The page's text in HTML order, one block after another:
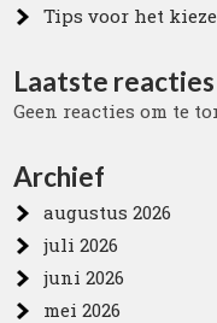
Tips voor het
Laatste reacties
Geen reacties om te
Archief
augustus 2026
juli 2026
juni 2026
mei 2026